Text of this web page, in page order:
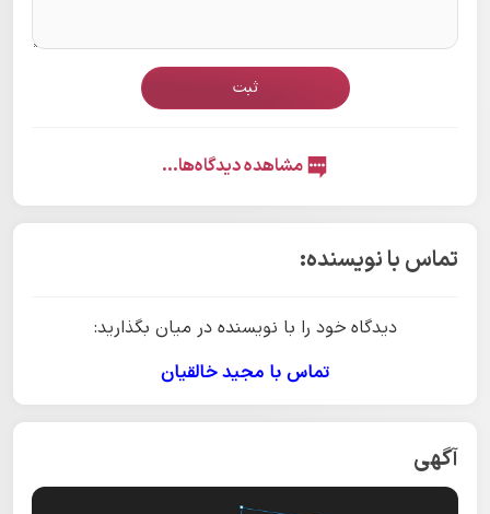
ثبت
مشاهده دیدگاه‌ها...
تماس با نویسنده:
دیدگاه خود را با نویسنده در میان بگذارید:
تماس با مجید خالقیان
آگهی